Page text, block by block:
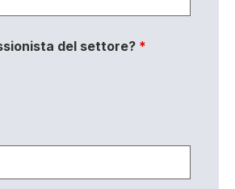
del settore? *